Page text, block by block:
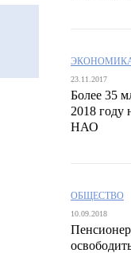
23.11.2017
Более 35
2018 году
НАО
ОБЩЕСТВО
10.09.2018